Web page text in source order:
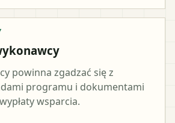
powinna zgadzać się z
programu i dokumentami
wsparcia.